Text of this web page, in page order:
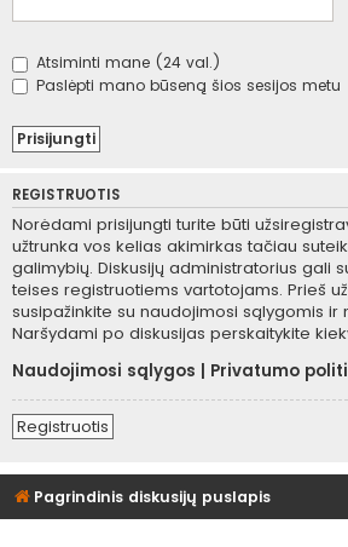
Atsiminti mane (24 val.)
Paslėpti mano būseną šios sesijos metu
REGISTRUOTIS
Norėdami prisijungti turite būti
užtrunka vos kelias akimirkas tačiau
galimybių. Diskusijų administratorius gali
teises registruotiems vartotojams. Prieš
susipažinkite su naudojimosi sąlygomis ir
Naršydami po diskusijas perskaitykite
Naudojimosi sąlygos
Privatumo
Registruotis
Pagrindinis diskusijų puslapis